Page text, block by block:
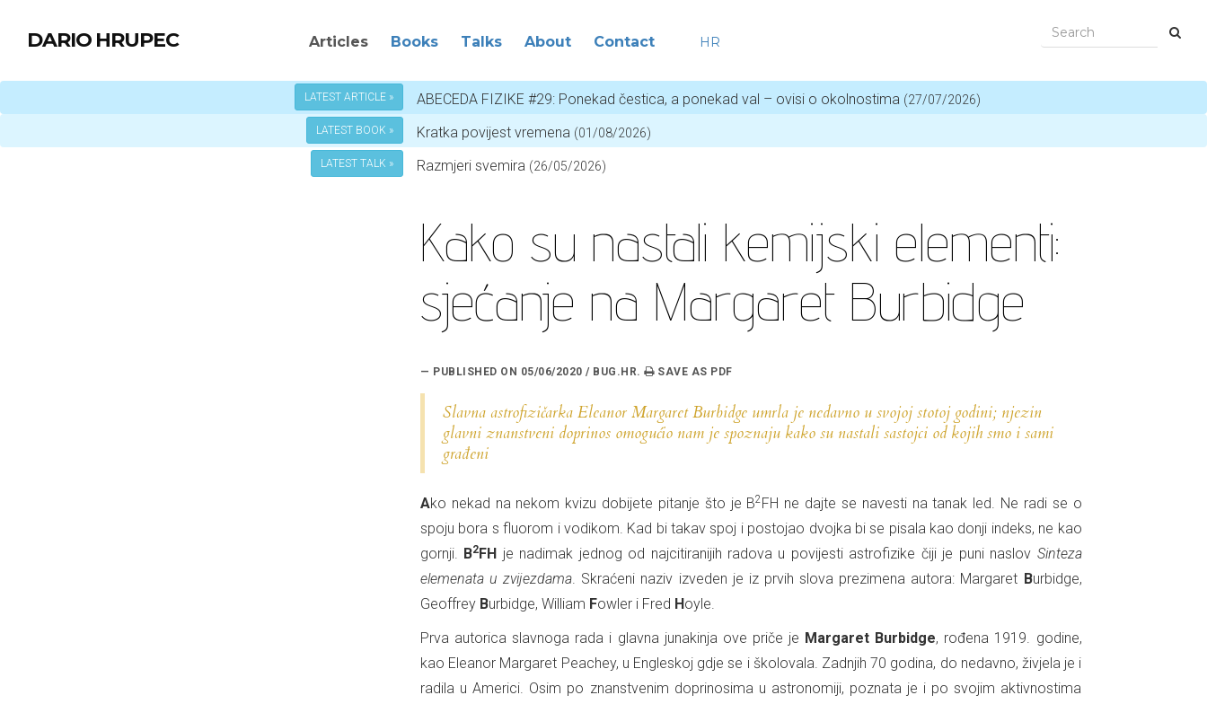
DARIO HRUPEC Articles Books Talks About Contact HR
LATEST ARTICLE » ABECEDA FIZIKE #29: Ponekad čestica, a ponekad val – ovisi o okolnostima (27/07/2026)
LATEST BOOK » Kratka povijest vremena (01/08/2026)
LATEST TALK » Razmjeri svemira (26/05/2026)
Kako su nastali kemijski elementi:
sjećanje na Margaret Burbidge
— PUBLISHED ON 05/06/2020 / BUG.HR.
Slavna astrofizičarka Eleanor Margaret Burbidge umrla je nedavno u svojoj stotoj godini; njezin
glavni znanstveni doprinos omogućio nam je spoznaju kako su nastali sastojci od kojih smo i sami
građeni
Ako nekad na nekom kvizu dobijete pitanje što je B2FH ne dajte se navesti na tanak led. Ne radi se o
spoju bora s fluorom i vodikom. Kad bi takav spoj i postojao dvojka bi se pisala kao donji indeks, ne kao
gornji. B2FH je nadimak jednog od najcitiranijih radova u povijesti astrofizike čiji je puni naslov Sinteza
elemenata u zvijezdama. Skraćeni naziv izveden je iz prvih slova prezimena autora: Margaret Burbidge,
Geoffrey Burbidge, William Fowler i Fred Hoyle.
Prva autorica slavnoga rada i glavna junakinja ove priče je Margaret Burbidge, rođena 1919. godine,
kao Eleanor Margaret Peachey, u Engleskoj gdje se i školovala. Zadnjih 70 godina, do nedavno, živjela je i
radila u Americi. Osim po znanstvenim doprinosima u astronomiji, poznata je i po svojim aktivnostima